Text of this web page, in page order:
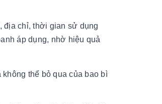
địa chỉ, thời gian sử dụng
áp dụng, nhờ hiệu quả
thể bỏ qua của bao bì